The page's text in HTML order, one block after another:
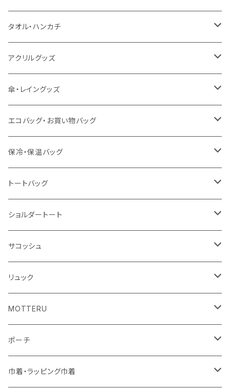
うちわ
猛暑グッズ
冷感グッズ
カスタムプリントTシャツ（国内プリント）
イージーオーダーTシャツ（海外生産）
タオル・ハンカチ
名入れタオル
今治タオル
泉州おくばりタオル
冷感タオル
ハンカチ
アクリルグッズ
キーホルダー
スタンド
バッジ
ライティングスタンド
アクリル雑貨
傘・レイングッズ
傘
ポンチョ
エコバッグ・お買い物バッグ
ポリエステル
フェアトレードコットン
ジュートコットン
キャンパス
不織布
コットン
保冷・保温バッグ
キャンパス
デニム
ポリエステル
不織布
トートバッグ
オーガニックコットン
シーチング
10oz
フェアトレードコットン
コットンリネン
ジュートコットン
再生ファブリック
コットン
ショルダートート
オーガニックコットン
コットンリネン
再生ファブリック
5oz
10oz
コットン
シーチング
キャンパス
サコッシュ
オーガニックコットン
フェアトレードコットン
ジュートコットン
再生ファブリック
リュック
コットン
5oz
デニム
ポリエステル
MOTTERU
お買い物バッグ
ボトル
ポーチ
オーガニックコットン
巾着・ラッピング巾着